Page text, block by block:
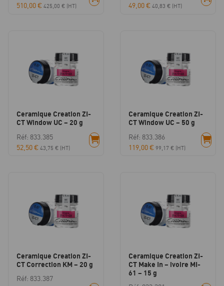
510,00€ 425,00 € (HT)
49,00€ 40,83 € (HT)
Ceramique Creation ZI-
CT Window UC – 20 g
Réf: 833.385
52,50€ 43,75 € (HT)
Ceramique Creation ZI-
CT Window UC – 50 g
Réf: 833.386
119,00€ 99,17 € (HT)
Ceramique Creation ZI-
CT Correction KM – 20 g
Réf: 833.387
Ceramique Creation ZI-
CT Make In – ivoire MI-
61 – 15 g